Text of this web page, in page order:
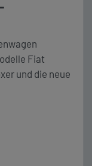
Fiat
und die neue